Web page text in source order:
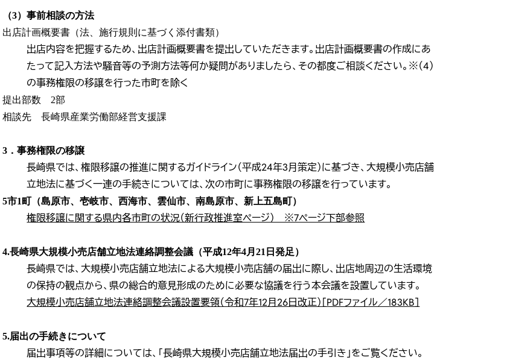
（3）事前相談の方法
出店計画概要書（法、施行規則に基づく添付書類）
出店内容を把握するため、出店計画概要書を提出していただきます。出店計画概要書の作成にあ
たって記入方法や騒音等の予測方法等何か疑問がありましたら、その都度ご相談ください。※（4）
の事務権限の移譲を行った市町を除く
提出部数 2部
相談先 長崎県産業労働部経営支援課
3．事務権限の移譲
長崎県では、権限移譲の推進に関するガイドライン（平成24年3月策定）に基づき、大規模小売店舗
立地法に基づく一連の手続きについては、次の市町に事務権限の移譲を行っています。
5市1町（島原市、壱岐市、西海市、雲仙市、南島原市、新上五島町）
権限移譲に関する県内各市町の状況（新行政推進室ページ） ※7ページ下部参照
4.長崎県大規模小売店舗立地法連絡調整会議（平成12年4月21日発足）
長崎県では、大規模小売店舗立地法による大規模小売店舗の届出に際し、出店地周辺の生活環境
の保持の観点から、県の総合的意見形成のために必要な協議を行う本会議を設置しています。
大規模小売店舗立地法連絡調整会議設置要領（令和7年12月26日改正）［PDFファイル／183KB］
5.届出の手続きについて
届出事項等の詳細については、「長崎県大規模小売店舗立地法届出の手引き」をご覧ください。